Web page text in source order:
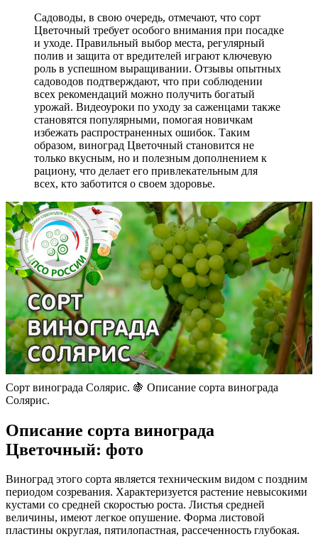
Садоводы, в свою очередь, отмечают, что сорт
Цветочный требует особого внимания при посадке
и уходе. Правильный выбор места, регулярный
полив и защита от вредителей играют ключевую
роль в успешном выращивании. Отзывы опытных
садоводов подтверждают, что при соблюдении
всех рекомендаций можно получить богатый
урожай. Видеоуроки по уходу за саженцами также
становятся популярными, помогая новичкам
избежать распространенных ошибок. Таким
образом, виноград Цветочный становится не
только вкусным, но и полезным дополнением к
рациону, что делает его привлекательным для
всех, кто заботится о своем здоровье.
Сорт винограда Солярис. 🍇 Описание сорта винограда
Солярис.
Описание сорта винограда
Цветочный: фото
Виноград этого сорта является техническим видом с поздним
периодом созревания. Характеризуется растение невысокими
кустами со средней скоростью роста. Листья средней
величины, имеют легкое опушение. Форма листовой
пластины округлая, пятилопастная, рассеченность глубокая.